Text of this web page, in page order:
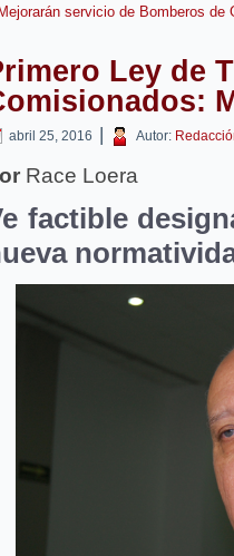
Mejorarán servicio de Bomberos de
Ley de
abril 25, 2016 | Autor:
Race Loera
factible